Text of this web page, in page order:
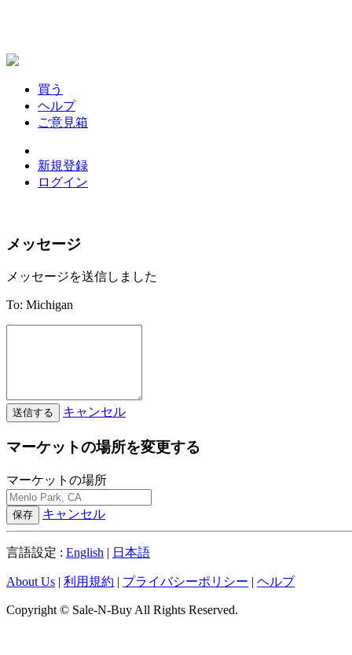
買う
ヘルプ
ご意見箱
新規登録
ログイン
メッセージ
メッセージを送信しました
To: Michigan
送信する キャンセル
マーケットの場所を変更する
マーケットの場所
保存 キャンセル
言語設定 : English | 日本語
About Us | 利用規約 | プライバシーポリシー | ヘルプ
Copyright © Sale-N-Buy All Rights Reserved.